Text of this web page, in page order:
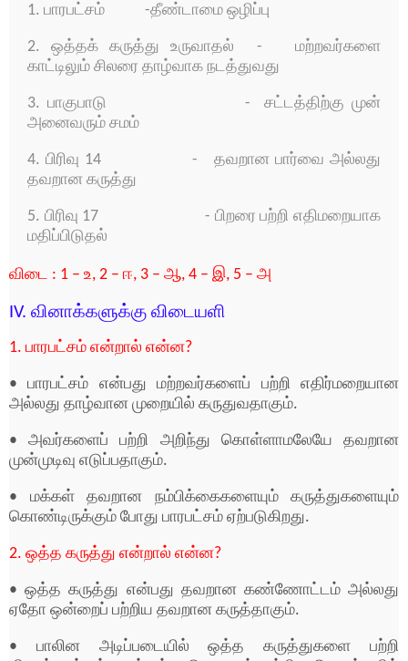
1. பாரபட்சம் -தீண்டாமை ஒழிப்பு
2. ஒத்தக் கருத்து உருவாதல் - மற்றவர்களை
காட்டிலும் சிலரை தாழ்வாக நடத்துவது
3. பாகுபாடு -
சட்டத்திற்கு முன்
அனைவரும் சமம்
4. பிரிவு 14 -தவறான பார்வை அல்லது
தவறான கருத்து
5. பிரிவு 17 - பிறரை பற்றி எதிமறையாக
மதிப்பிடுதல்
விடை : 1 – உ, 2 – ஈ, 3 – ஆ, 4 – இ, 5 – அ
IV. வினாக்களுக்கு விடையளி
1. பாரபட்சம் என்றால் என்ன?
• பாரபட்சம் என்பது மற்றவர்களைப் பற்றி எதிர்மறையான
அல்லது தாழ்வான முறையில் கருதுவதாகும்.
• அவர்களைப் பற்றி அறிந்து காெள்ளாமலேயே தவறான
முன்முடிவு எடுப்பதாகும்.
• மக்கள் தவறான நம்பிக்கைகளையும் கருத்துகளையும்
காெண்டிருக்கும் பாேது பாரபட்சம் ஏற்படுகிறது.
2. ஒத்த கருத்து என்றால் என்ன?
• ஒத்த கருத்து என்பது தவறான கண்ணாேட்டம் அல்லது
ஏதாே ஒன்றைப் பற்றிய தவறான கருத்தாகும்.
• பாலின அடிப்படையில் ஒத்த கருத்துகளை பற்றி